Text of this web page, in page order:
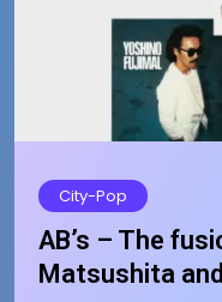
City-Pop
AB’s – The
Matsushita